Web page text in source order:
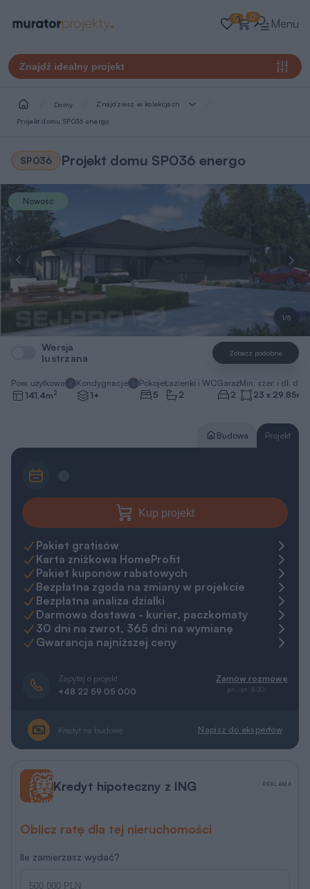
0 0 Menu
Znajdź idealny projekt
Domy Znajdziesz w kolekcjach
Projekt domu SP036 energo
SP036 Projekt domu SP036 energo
1/5
Nowość
Wersja
lustrzana
Zobacz podobne
Pow. użytkowa
141,4m2
Kondygnacje
1+
Pokoje
5
Łazienki i WC
2
Garaż
2
Min. szer. i dł.
23 x 29,85m
Budowa Projekt
Kup projekt
Pakiet gratisów
Karta zniżkowa HomeProfit
Pakiet kuponów rabatowych
Bezpłatna zgoda na zmiany w projekcie
Bezpłatna analiza działki
Darmowa dostawa - kurier, paczkomaty
30 dni na zwrot, 365 dni na wymianę
Gwarancja najniższej ceny
Zapytaj o projekt
+48 22 59 05 000
Zamów rozmowę
pn.-pt. 8-20
Kredyt na budowę Napisz do ekspertów
Kredyt hipoteczny z ING
Oblicz ratę dla tej nieruchomości
Ile zamierzasz wydać?
REKLAMA